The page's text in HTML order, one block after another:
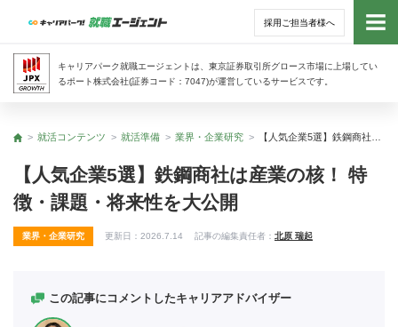
採用ご担当者様へ
キャリアパーク就職エージェントは、東京証券取引所グロース市場に上場してい
るポート株式会社(証券コード：7047)が運営しているサービスです。
トッ
トップ
就活コンテンツ 就活準備 業界・企業研究
【人気企業5選】鉄鋼商社は産業の核！ 特
徴・課題・将来性を大公開
業界・企業研究 更新日： 2026.7.14 記事の編集責任者： 北原 瑞起
この記事にコメントしたキャリアアドバイザー